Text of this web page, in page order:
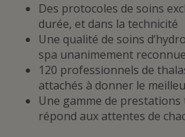
Des protocoles de soins
durée, et dans la technicité
Une qualité de soins
spa unanimement reconnue
120 professionnels de
attachés à donner le
Une gamme de
répond aux attentes de